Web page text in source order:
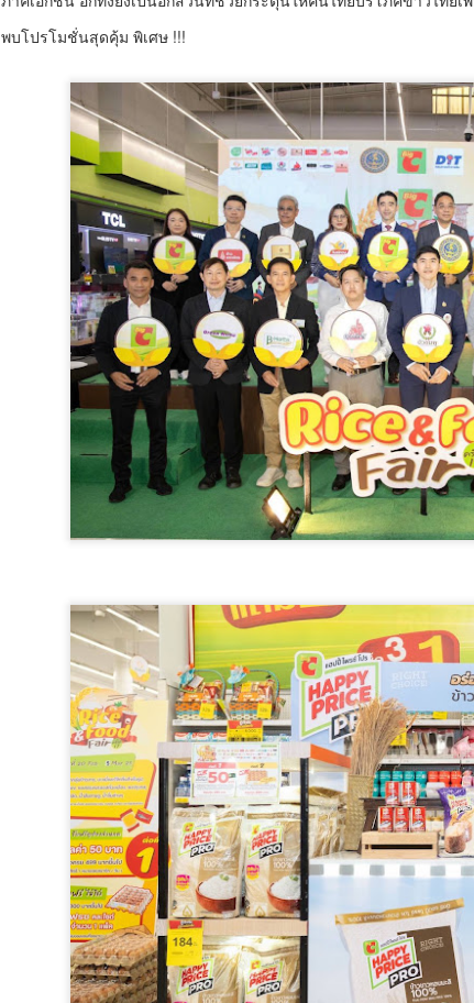
พบโปรโมชั่นสุดคุ้ม พิเศษ !!!เวลาซื้อรองเท้า เรามักเลือกตามไซซ์ของตัวเอง หรือก
AUG
ศน. ร่วมกับเครือข่าย 25 จังหวัดภาคกล
แผนส่งเสริมคุณธรรมแห่งชาติ ระยะที่
ศน. ร่วมกับเครือข่าย 25 จังหวัดภาคกลาง ขับเคลื่อนแ
แห่งชาติ ระยะที่ 3 มุ่งสู่สังคมคุณธรรมอย่างยั่งยืน
เมื่อวันที่ 17 กรกฎาคม 2569 เวลา 09.00 น. ที่ผ่านม
กระทรวงวัฒนธรรม ในฐานะสำนักงานเลขานุการคณ
คุณธรรมแห่งชาติ จัดประชุมเชิงปฏิบัติการติดตามผล
ปฏิบัติการด้านการส่งเสริมคุณธรรมแห่งชาติ ระยะที่ 2
ประจำปีงบประมาณ พ.ศ.
AUG
4
“นพ.รุ่งเรือง” ชูวิสัยทัศน์ SMR ขับเค
พลังงานไทย ผสานพลังงานสะอาด-ยก
นิวเคลียร์สู่โดนใจอนาคต
“นพ.รุ่งเรือง” ชูวิสัยทัศน์ SMR ขับเคลื่อนความมั่นคง
พลังงานสะอาด-ยกระดับเทคโนโลยีนิวเคลียร์สู่โดนใจ
อุดรธานี – กระทรวงพลังงาน ผนึกกำลังสำนักงานปร
จุฬาลงกรณ์มหาวิทยาลัย สทน. และ กฟผ.
รมว.ทส. ห่วงใยความปลอดภัยนักท่อ
ทะเล เข้มเฝ้าระวัง-ให้ความรู้ป้องกันเ
AUG
3
ศธ. เปิดฉากการประชุม AQRFC ครั้ง
เคลื่อนกรอบคุณวุฒิอ้างอิงอาเซียน มุ่ง
การศึกษาภูมิภาค
ศธ.